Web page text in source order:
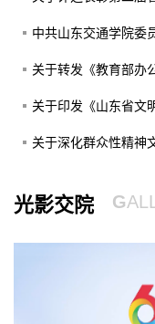
中共山东交通学院委
关于转发《教育部办
关于印发《山东省文
关于深化群众性精神
光影交院 G